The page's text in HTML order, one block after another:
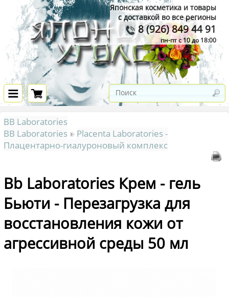
Японская косметика и товары
с доставкой во все регионы
8 (926) 849 44 91
пн-пт с 10 до 18:00
BB Laboratories
BB Laboratories
Placenta Laboratories -
Плацентарно-гиалуроновый комплекс
Bb Laboratories Крем - гель
Бьюти - Перезагрузка для
восстановления кожи от
агрессивной среды 50 мл